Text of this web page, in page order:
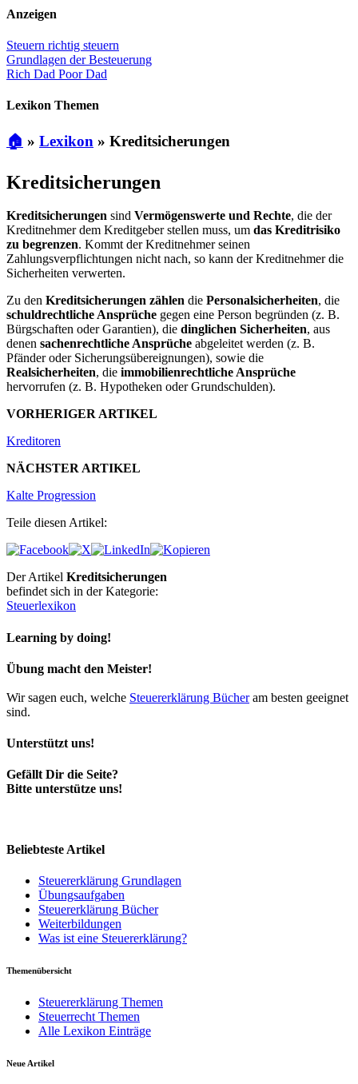
Anzeigen
Steuern richtig steuern
Grundlagen der Besteuerung
Rich Dad Poor Dad
Lexikon Themen
🏠 » Lexikon » Kreditsicherungen
Kreditsicherungen
Kreditsicherungen sind Vermögenswerte und Rechte, die der
Kreditnehmer dem Kreditgeber stellen muss, um das Kreditrisiko
zu begrenzen. Kommt der Kreditnehmer seinen
Zahlungsverpflichtungen nicht nach, so kann der Kreditnehmer die
Sicherheiten verwerten.
Zu den Kreditsicherungen zählen die Personalsicherheiten, die
schuldrechtliche Ansprüche gegen eine Person begründen (z. B.
Bürgschaften oder Garantien), die dinglichen Sicherheiten, aus
denen sachenrechtliche Ansprüche abgeleitet werden (z. B.
Pfänder oder Sicherungsübereignungen), sowie die
Realsicherheiten, die immobilienrechtliche Ansprüche
hervorrufen (z. B. Hypotheken oder Grundschulden).
VORHERIGER ARTIKEL
Kreditoren
NÄCHSTER ARTIKEL
Kalte Progression
Teile diesen Artikel:
Der Artikel Kreditsicherungen
befindet sich in der Kategorie:
Steuerlexikon
Learning by doing!
Übung macht den Meister!
Wir sagen euch, welche Steuererklärung Bücheram besten geeignet
sind.
Unterstützt uns!
Gefällt Dir die Seite?
Bitte unterstütze uns!
Beliebteste Artikel
Steuererklärung Grundlagen
Übungsaufgaben
Steuererklärung Bücher
Weiterbildungen
Was ist eine Steuererklärung?
Themenübersicht
Steuererklärung Themen
Steuerrecht Themen
Alle Lexikon Einträge
Neue Artikel